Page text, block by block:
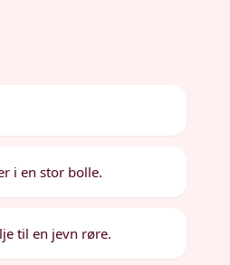
i en stor bolle.
til en jevn røre.